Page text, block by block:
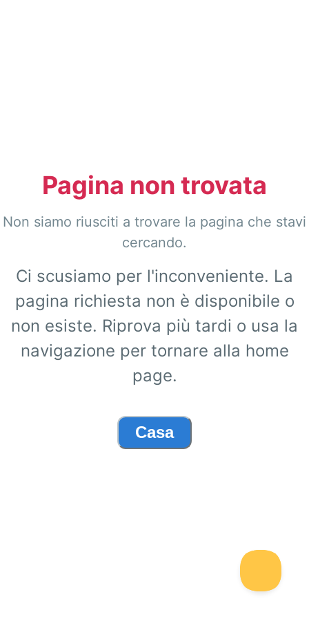
Pagina non trovata
Non siamo riusciti a trovare la pagina che stavi
cercando.
Ci scusiamo per l'inconveniente. La
pagina richiesta non è disponibile o
non esiste. Riprova più tardi o usa la
navigazione per tornare alla home
page.
Casa